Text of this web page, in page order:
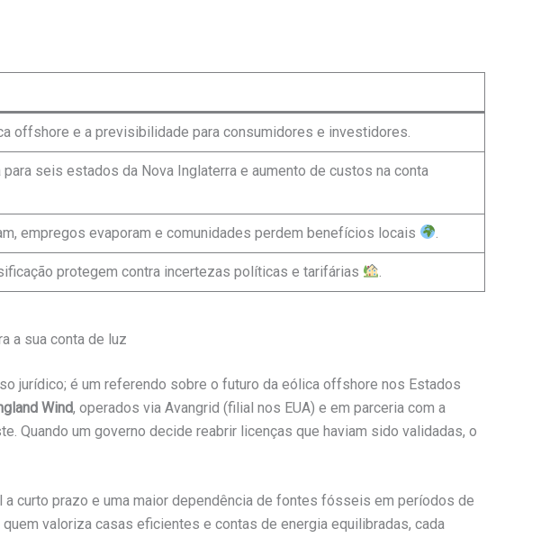
offshore e a previsibilidade para consumidores e investidores.
seis estados da Nova Inglaterra e aumento de custos na conta
empregos evaporam e comunidades perdem benefícios locais
protegem contra incertezas políticas e tarifárias
a sua conta de luz
jurídico; é um referendo sobre o futuro da eólica offshore nos Estados
Wind, operados via Avangrid (filial nos EUA) e em parceria com a
Quando um governo decide reabrir licenças que haviam sido validadas, o
curto prazo e uma maior dependência de fontes fósseis em períodos de
valoriza casas eficientes e contas de energia equilibradas, cada